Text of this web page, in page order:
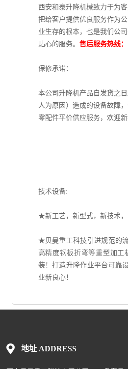
西安和泰升降机械致力于为
把给客户提供优良服务作为
业生存的根本，也是我们公
贴心的服务。 售后服务热线：
保修承诺：
本公司升降机产品自发货之
人为原因）造成的设备故障
零配件平价供应服务，欢迎新
技术设备:
★新工艺，新型式，新技术
★贝曼重工科技 引进规范的
高精度钢板折弯等重型加工
装！打造升降作业平台可靠
业新良心！
地址 ADDRESS